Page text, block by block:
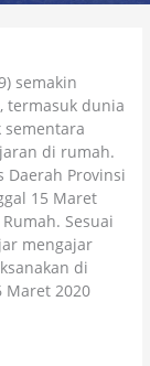
semakin
termasuk dunia
di rumah.
Daerah Provinsi
15 Maret
Sesuai
mengajar
di
2020